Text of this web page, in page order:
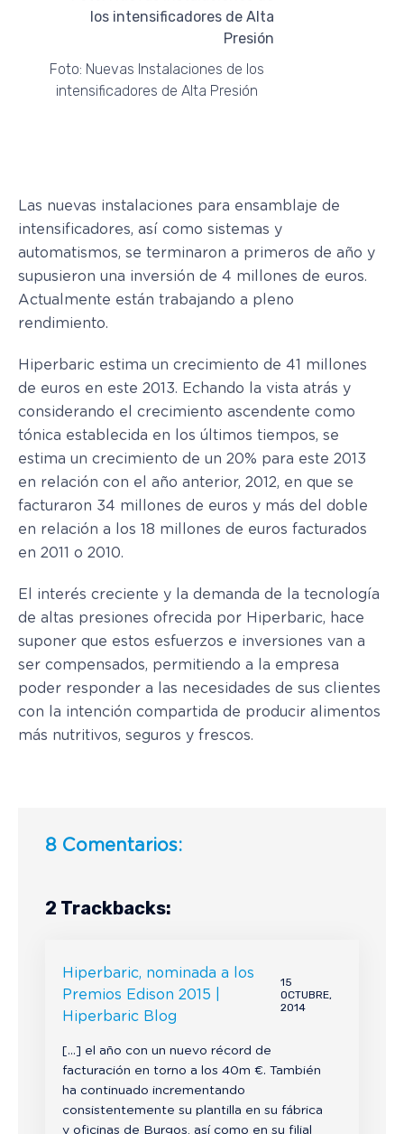
Foto: Nuevas Instalaciones de los
intensificadores de Alta Presión
Las nuevas instalaciones para ensamblaje de
intensificadores, así como sistemas y
automatismos, se terminaron a primeros de año y
supusieron una inversión de 4 millones de euros.
Actualmente están trabajando a pleno
rendimiento.
Hiperbaric estima un crecimiento de 41 millones
de euros en este 2013. Echando la vista atrás y
considerando el crecimiento ascendente como
tónica establecida en los últimos tiempos, se
estima un crecimiento de un 20% para este 2013
en relación con el año anterior, 2012, en que se
facturaron 34 millones de euros y más del doble
en relación a los 18 millones de euros facturados
en 2011 o 2010.
El interés creciente y la demanda de la tecnología
de altas presiones ofrecida por Hiperbaric, hace
suponer que estos esfuerzos e inversiones van a
ser compensados, permitiendo a la empresa
poder responder a las necesidades de sus clientes
con la intención compartida de producir alimentos
más nutritivos, seguros y frescos.
8 Comentarios:
2 Trackbacks:
Hiperbaric, nominada a los
Premios Edison 2015 |
Hiperbaric Blog
15
OCTUBRE,
2014
[…] el año con un nuevo récord de
facturación en torno a los 40m €. También
ha continuado incrementando
consistentemente su plantilla en su fábrica
y oficinas de Burgos, así como en su filial